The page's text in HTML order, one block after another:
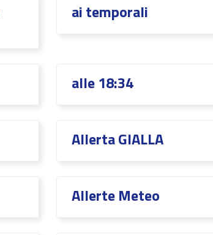
ai temporali
alle 18:34
Allerta GIALLA
Allerte Meteo